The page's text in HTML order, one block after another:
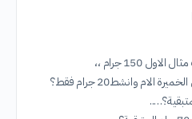
لماذا استبعد جزء من الخميرة الام وانشط20 جرام فقط؟